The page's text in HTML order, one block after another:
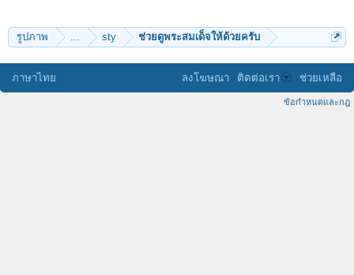
รูปภาพ ... sty ช่วยดูพระสมเด็จให้ด้วยครับ
ภาษาไทย ลงโฆษณา ติดต่อเรา ช่วยเหลือ
ข้อกำหนดและกฎ